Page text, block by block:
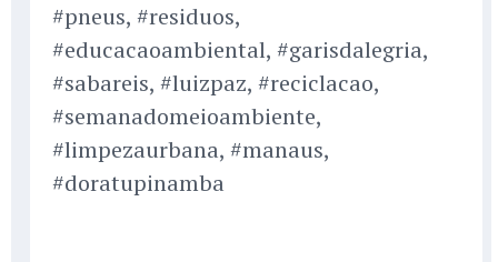
#pneus, #residuos,
#educacaoambiental, #garisdalegria,
#sabareis, #luizpaz, #reciclacao,
#semanadomeioambiente,
#limpezaurbana, #manaus,
#doratupinamba